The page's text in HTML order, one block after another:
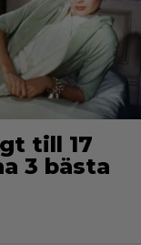
till 17
3 bästa